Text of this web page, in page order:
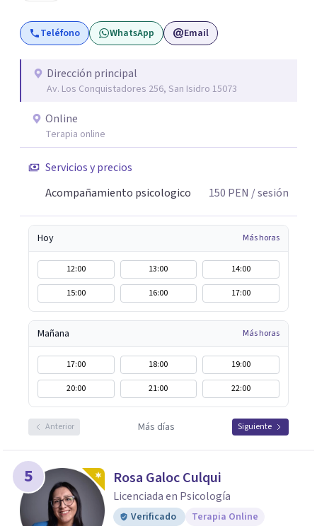
Teléfono WhatsApp Email
Dirección principal
Av. Los Conquistadores 256, San Isidro 15073
Online
Terapia online
Servicios y precios
Acompañamiento psicologico
150 PEN / sesión
Hoy Más horas
12:00 13:00
14:00
15:00
16:00 17:00
Mañana Más horas
17:00 18:00
19:00
20:00
21:00 22:00
Anterior Más días Siguiente
5 Rosa Galoc Culqui
Licenciada en Psicología
Verificado Terapia Online